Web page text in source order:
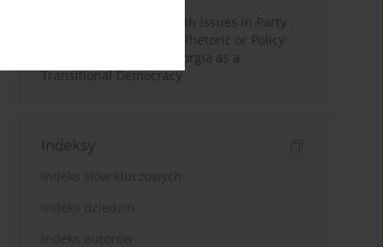
The Politicisation of Youth Issues in Party
Programmes: Symbolic Rhetoric or Policy
Priority? The Case of Georgia as a
Transitional Democracy
Indeksy
Indeks słów kluczowych
Indeks dziedzin
Indeks autorów